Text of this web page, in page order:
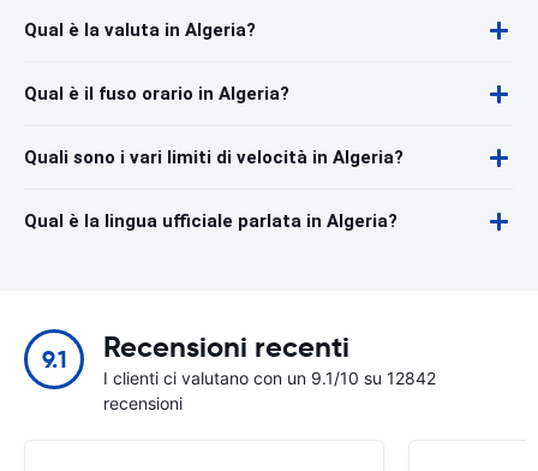
Qual è la valuta in Algeria?
Qual è il fuso orario in Algeria?
Quali sono i vari limiti di velocità in Algeria?
Qual è la lingua ufficiale parlata in Algeria?
9.1 Recensioni recenti
I clienti ci valutano con un 9.1/10 su 12842
recensioni